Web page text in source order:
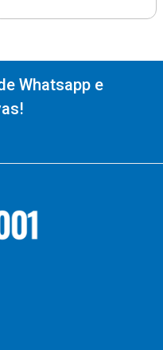
Whatsapp e